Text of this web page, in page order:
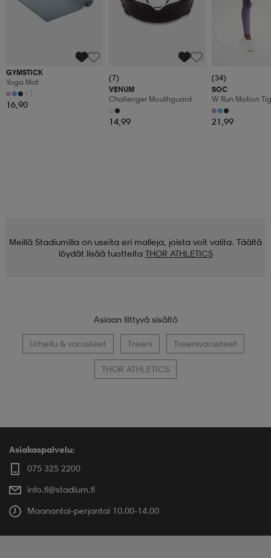
GYMSTICK
Yoga Mat
+1
16,90
(7)
VENUM
Challenger Mouthguard
14,99
(34)
SOC
W Run Motion
21,99
Meillä Stadiumilla on useita eri malleja, joista voit valita. Täältä
löydät lisää tuotteita THOR ATHLETICS
Asiaan liittyvä sisältö
Urheilu & varusteet Treeni Treenivarusteet
THOR ATHLETICS
Asiakaspalvelu:
075 325 2200
info.fi@stadium.fi
Maanantai-perjantai 10.00-14.00